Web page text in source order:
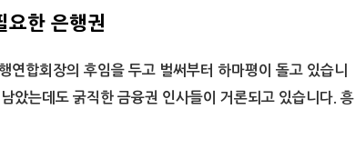
한 은행권
연합회장의 후임을 두고 벌써부터 하마평이 돌고 있습니
았는데도 굵직한 금융권 인사들이 거론되고 있습니다. 흥